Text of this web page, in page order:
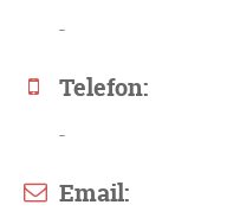
-
Telefon:
-
Email: